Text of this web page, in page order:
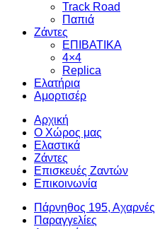
Track Road
Παπιά
Ζάντες
ΕΠΙΒΑΤΙΚΑ
4×4
Replica
Ελατήρια
Αμορτισέρ
Αρχική
Ο Χώρος μας
Ελαστικά
Ζάντες
Επισκευές Ζαντών
Επικοινωνία
Πάρνηθος 195, Αχαρνές
Παραγγελίες